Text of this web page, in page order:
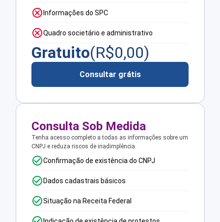
Informações do SPC
Quadro societário e administrativo
Gratuito(R$0,00)
Consultar grátis
Consulta Sob Medida
Tenha acesso completo a todas as informações sobre um
CNPJ e reduza riscos de inadimplência.
Confirmação de existência do CNPJ
Dados cadastrais básicos
Situação na Receita Federal